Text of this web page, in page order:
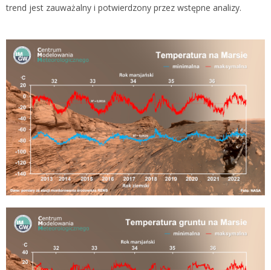
trend jest zauważalny i potwierdzony przez wstępne analizy.